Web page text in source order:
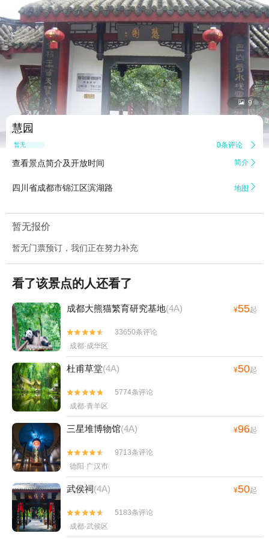
 9
慧园
暂无点评 0条评论 
查看景点简介及开放时间 简介 
四川省成都市锦江区滨湖路‎ 地图 
暂无报价
暂无门票预订，我们正在努力补充
看了该景点的人还看了
成都大熊猫繁育研究基地(4A) ¥55起


33650条评论
成都·成华区
杜甫草堂(4A) ¥50起


5774条评论
成都·青羊区
三星堆博物馆(4A) ¥96起


9713条评论
德阳·广汉市
武侯祠(4A) ¥50起


5183条评论
成都·武侯区
